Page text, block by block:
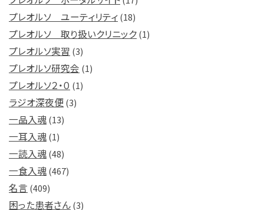
プレオルソ ユーティリティ(18)
プレオルソ 取り扱いクリニック(1)
プレオルソ実習 (3)
プレオルソ研究会 (1)
プレオルソ２・０ (1)
ラジオ深夜便(3)
一品入魂(13)
一耳入魂(1)
一読入魂(48)
一食入魂(467)
名言 (409)
困った患者さん(3)